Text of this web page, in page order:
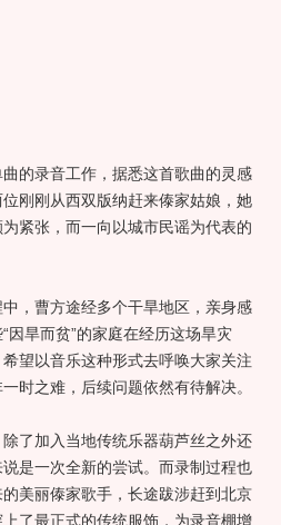
的录音工作，据悉这首歌曲的灵感
刚刚从西双版纳赶来傣家姑娘，她
紧张，而一向以城市民谣为代表的
，曹方途经多个干旱地区，亲身感
旱而贫”的家庭在经历这场旱灾
望以音乐这种形式去呼唤大家关注
时之难，后续问题依然有待解决。
了加入当地传统乐器葫芦丝之外还
是一次全新的尝试。而录制过程也
美丽傣家歌手，长途跋涉赶到北京
了最正式的传统服饰，为录音棚增